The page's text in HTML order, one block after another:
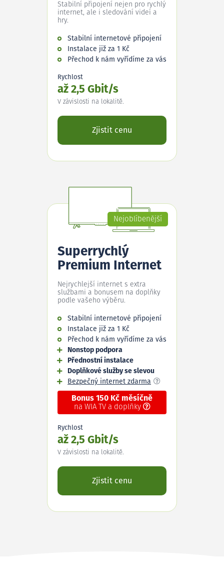
Stabilní připojení nejen pro rychlý
internet, ale i sledování videí a
hry.
Stabilní internetové připojení
Instalace již za 1 Kč
Přechod k nám vyřídíme za vás
Rychlost
až 2,5 Gbit/s
V závislosti na lokalitě.
Zjistit cenu
Nejoblíbenější
Superrychlý
Premium Internet
Nejrychlejší internet s extra
službami a bonusem na doplňky
podle vašeho výběru.
Stabilní internetové připojení
Instalace již za 1 Kč
Přechod k nám vyřídíme za vás
Nonstop podpora
Přednostní instalace
Doplňkové služby se slevou
Bezpečný internet zdarma
Bonus 150 Kč měsíčně
na WIA TV a doplňky
Rychlost
až 2,5 Gbit/s
V závislosti na lokalitě.
Zjistit cenu